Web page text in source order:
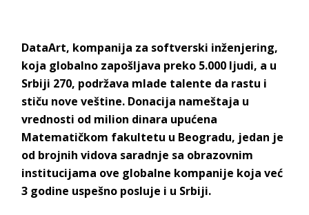
DataArt, kompanija za softverski inženjering,
koja globalno zapošljava preko 5.000 ljudi, a u
Srbiji 270, podržava mlade talente da rastu i
stiču nove veštine. Donacija nameštaja u
vrednosti od milion dinara upućena
Matematičkom fakultetu u Beogradu, jedan je
od brojnih vidova saradnje sa obrazovnim
institucijama ove globalne kompanije koja već
3 godine uspešno posluje i u Srbiji.